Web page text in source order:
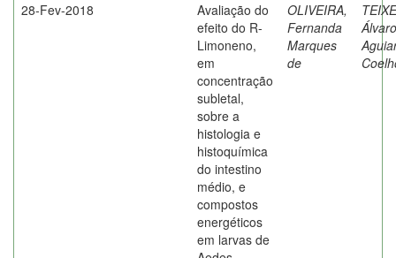
28-Fev-2018
Avaliação do
efeito do R-
Limoneno,
em
concentração
subletal,
sobre a
histologia e
histoquímica
do intestino
médio, e
compostos
energéticos
em larvas de
OLIVEIRA,
Fernanda
Marques
de
Álvaro